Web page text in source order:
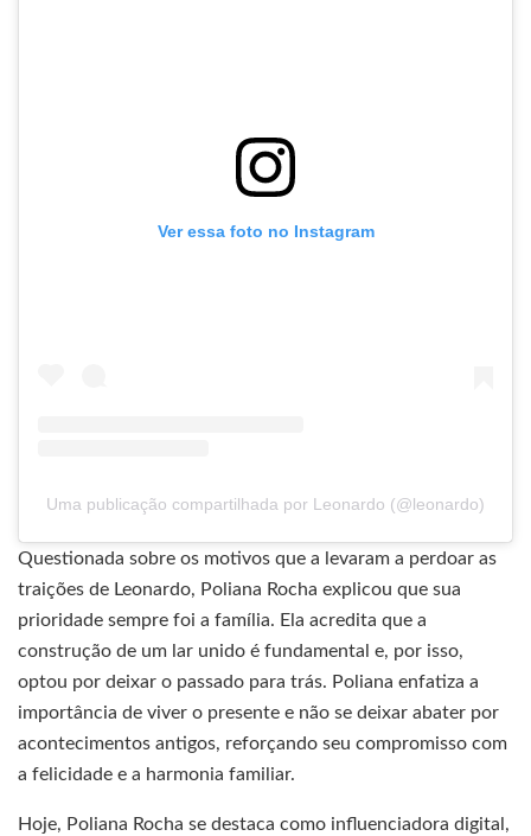
Ver essa foto no Instagram
Uma publicação compartilhada por Leonardo (@leonardo)
Questionada sobre os motivos que a levaram a perdoar as
traições de Leonardo, Poliana Rocha explicou que sua
prioridade sempre foi a família. Ela acredita que a
construção de um lar unido é fundamental e, por isso,
optou por deixar o passado para trás. Poliana enfatiza a
importância de viver o presente e não se deixar abater por
acontecimentos antigos, reforçando seu compromisso com
a felicidade e a harmonia familiar.
Hoje, Poliana Rocha se destaca como influenciadora digital,